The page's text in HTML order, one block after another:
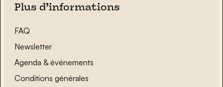
Plus d’informations
FAQ
Newsletter
Agenda & événements
Conditions générales